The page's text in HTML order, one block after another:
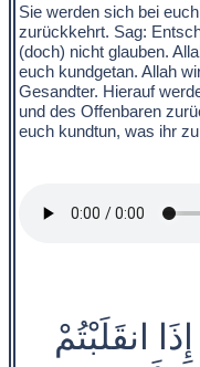
Sie werden sich bei
zurückkehrt. Sag:
(doch) nicht glauben.
euch kundgetan. Allah
Gesandter. Hierauf
und des Offenbaren
euch kundtun, was ihr
انقَلَبْتُمْ